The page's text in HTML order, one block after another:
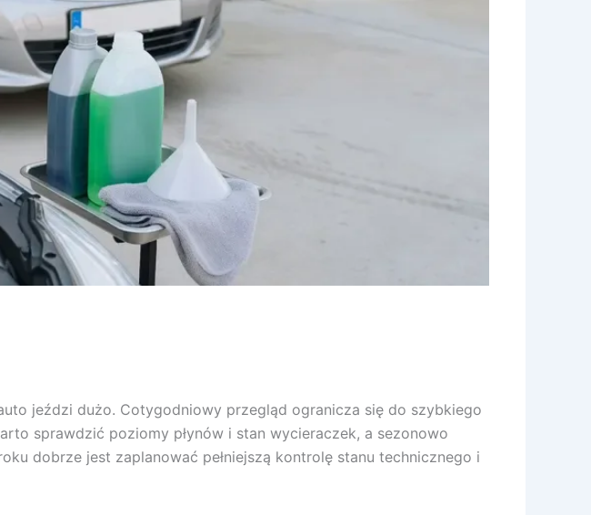
jeździ dużo. Cotygodniowy przegląd ogranicza się do szybkiego
sprawdzić poziomy płynów i stan wycieraczek, a sezonowo
dobrze jest zaplanować pełniejszą kontrolę stanu technicznego i